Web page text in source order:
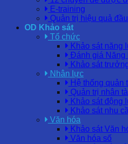
E-training
Quản trị hiệu quả
OD Khảo sát
Tổ chức
Khảo sát năng
Đánh giá Năng
Khảo sát
Nhân lực
Hệ thống quản
Quản trị nhân
Khảo sát động
Khảo sát nhu
Văn hóa
Khảo sát Văn
Văn hóa số